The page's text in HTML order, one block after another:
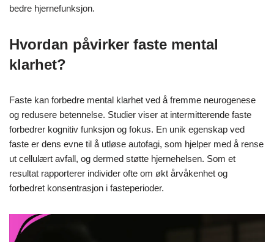
bedre hjernefunksjon.
Hvordan påvirker faste mental
klarhet?
Faste kan forbedre mental klarhet ved å fremme neurogenese
og redusere betennelse. Studier viser at intermitterende faste
forbedrer kognitiv funksjon og fokus. En unik egenskap ved
faste er dens evne til å utløse autofagi, som hjelper med å rense
ut cellulært avfall, og dermed støtte hjernehelsen. Som et
resultat rapporterer individer ofte om økt årvåkenhet og
forbedret konsentrasjon i fasteperioder.